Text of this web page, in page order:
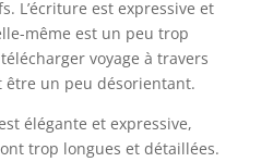
L’écriture est expressive et
même est un peu trop
voyage à travers
être un peu désorientant.
élégante et expressive,
trop longues et détaillées.